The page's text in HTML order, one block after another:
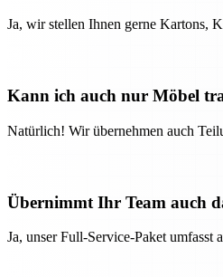
Ja, wir stellen Ihnen gerne Kartons,
Kann ich auch nur Möbel
Natürlich! Wir übernehmen auch
Übernimmt Ihr Team auch
Ja, unser Full-Service-Paket umfasst